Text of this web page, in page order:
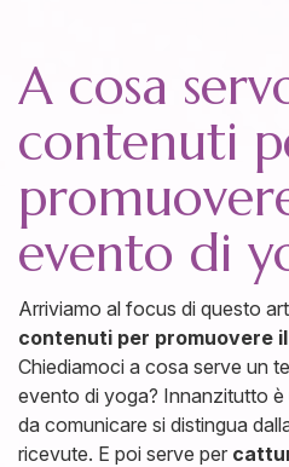
A cosa
contenuti
evento di
Arriviamo al focus di questo
contenuti per promuovere
Chiediamoci a cosa serve un
evento di yoga? Innanzitutto
da comunicare si distingua
ricevute. E poi serve per